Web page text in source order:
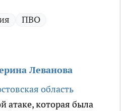
ПВО
Леванова
область
атаке, которая была